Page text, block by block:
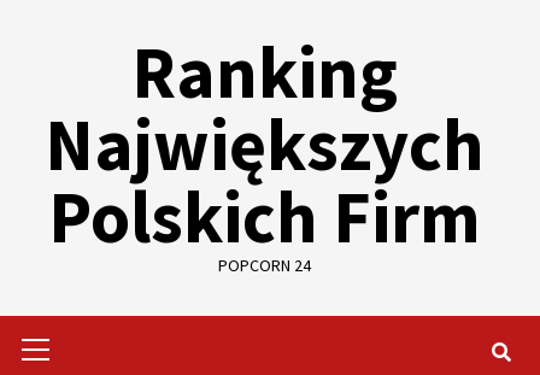
Ranking
Największych
Polskich Firm
POPCORN 24
Menu